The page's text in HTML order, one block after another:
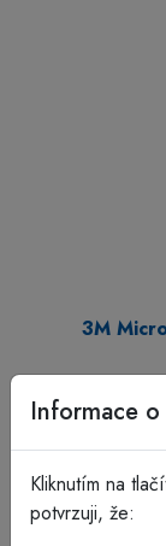
3M
Informace
Kliknutím na
potvrzuji, že: